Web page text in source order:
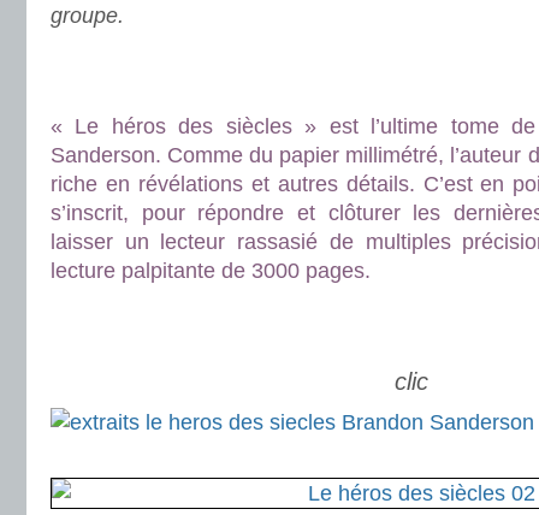
groupe.
« Le héros des siècles » est l’ultime tome
Sanderson. Comme du papier millimétré, l’auteur
riche en révélations et autres détails. C’est en
s’inscrit, pour répondre et clôturer les
laisser un lecteur rassasié de multiples
lecture palpitante de 3000 pages.
clic